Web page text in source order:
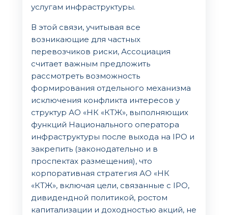
услугам инфраструктуры.
В этой связи, учитывая все
возникающие для частных
перевозчиков риски, Ассоциация
считает важным предложить
рассмотреть возможность
формирования отдельного механизма
исключения конфликта интересов у
структур АО «НК «КТЖ», выполняющих
функций Национального оператора
инфраструктуры после выхода на IPO и
закрепить (законодательно и в
проспектах размещения), что
корпоративная стратегия АО «НК
«КТЖ», включая цели, связанные с IPO,
дивидендной политикой, ростом
капитализации и доходностью акций, не